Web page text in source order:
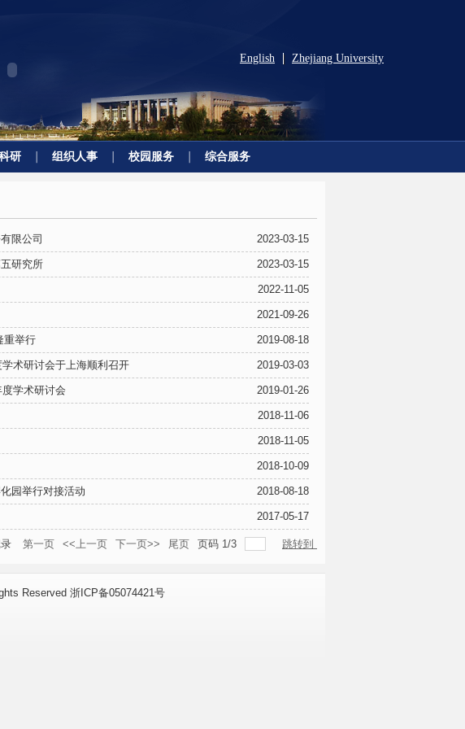
Zhejiang University
English
研 组织人事 校园服务 综合服务
限公司 2023-03-15
研究所 2023-03-15
2022-11-05
2021-09-26
重举行 2019-08-18
术研讨会于上海顺利召开 2019-03-03
学术研讨会 2019-01-26
2018-11-06
2018-11-05
2018-10-09
园举行对接活动 2018-08-18
2017-05-17
第一页 <<上一页 下一页>> 尾页 页码 1/3 跳转到
Reserved 浙ICP备05074421号